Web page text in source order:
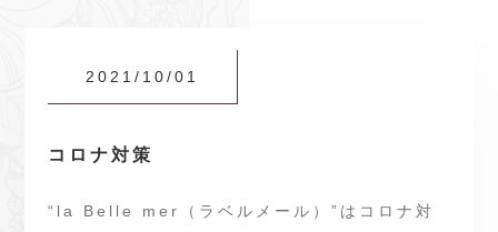
2021/10/01
コロナ対策
“la Belle mer（ラベルメール）”はコロナ対